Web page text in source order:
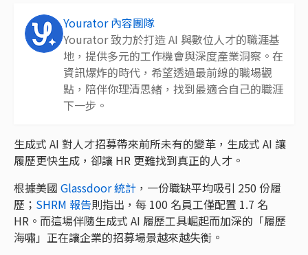
Yourator 內容團隊
Yourator 致力於打造 AI 與數位人才的職涯基
地，提供多元的工作機會與深度產業洞察。在
資訊爆炸的時代，希望透過最前線的職場觀
點，陪伴你理清思緒，找到最適合自己的職涯
下一步。
生成式 AI 對人才招募帶來前所未有的變革，生成式 AI 讓
履歷更快生成，卻讓 HR 更難找到真正的人才。
根據美國 Glassdoor 統計 ，一份職缺平均吸引 250 份履
歷； SHRM 報告則指出，每 100 名員工僅配置 1.7 名
HR。而這場伴隨生成式 AI 履歷工具崛起而加深的「履歷
海嘯」正在讓企業的招募場景越來越失衡。